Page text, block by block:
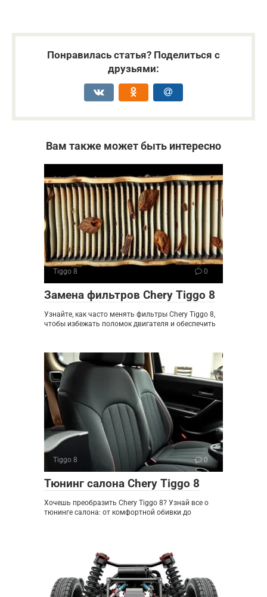
Понравилась статья? Поделиться с
друзьями:
Вам также может быть интересно
Tiggo 8 0
Замена фильтров Chery Tiggo 8
Узнайте, как часто менять фильтры Chery Tiggo 8,
чтобы избежать поломок двигателя и обеспечить
Tiggo 8 0
Тюнинг салона Chery Tiggo 8
Хочешь преобразить Chery Tiggo 8? Узнай все о
тюнинге салона: от комфортной обивки до